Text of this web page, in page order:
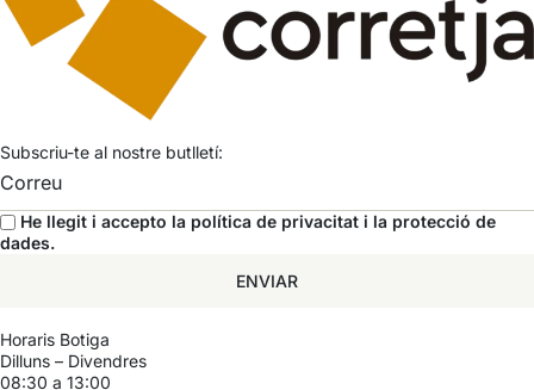
Subscriu-te al nostre butlletí:
He llegit i accepto la política de privacitat i la protecció de
dades.
ENVIAR
Horaris Botiga
Dilluns – Divendres
08:30 a 13:00